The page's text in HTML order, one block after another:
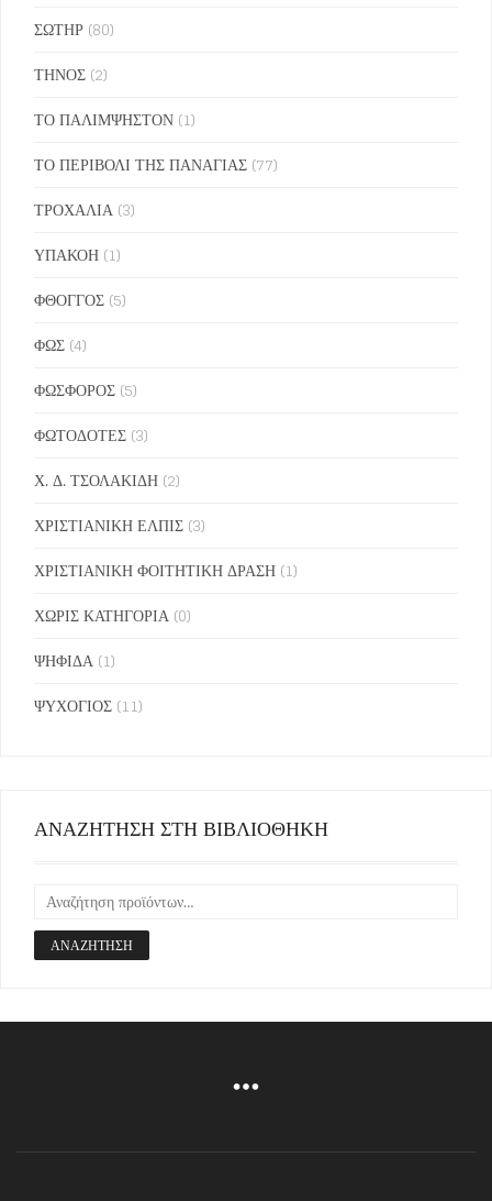
ΣΩΤΗΡ (80)
ΤΗΝΟΣ (2)
ΤΟ ΠΑΛΙΜΨΗΣΤΟΝ (1)
ΤΟ ΠΕΡΙΒΟΛΙ ΤΗΣ ΠΑΝΑΓΙΑΣ (77)
ΤΡΟΧΑΛΙΑ (3)
ΥΠΑΚΟΗ (1)
ΦΘΟΓΓΟΣ (5)
ΦΩΣ (4)
ΦΩΣΦΟΡΟΣ (5)
ΦΩΤΟΔΟΤΕΣ (3)
Χ. Δ. ΤΣΟΛΑΚΙΔΗ (2)
ΧΡΙΣΤΙΑΝΙΚΗ ΕΛΠΙΣ (3)
ΧΡΙΣΤΙΑΝΙΚΗ ΦΟΙΤΗΤΙΚΗ ΔΡΑΣΗ (1)
ΧΩΡΙΣ ΚΑΤΗΓΟΡΙΑ (0)
ΨΗΦΙΔΑ (1)
ΨΥΧΟΓΙΟΣ (11)
ΑΝΑΖΗΤΗΣΗ ΣΤΗ ΒΙΒΛΙΟΘΗΚΗ
ΑΝΑΖΉΤΗΣΗ